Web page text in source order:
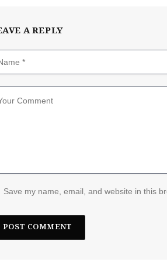
A REPLY
Save my name, email, and website in this